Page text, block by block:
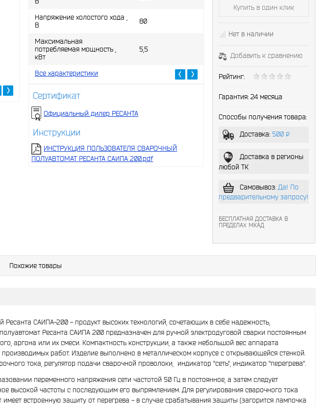
Напряжение холостого хода ,
В
80
Максимальная
потребляемая мощность ,
кВт
5,5
Частота напряжения
Тип сварки
Класс защиты
Все характеристики
Сертификат
Официальный дилер РЕСАНТА
Инструкции
ИНСТРУКЦИЯ ПОЛЬЗОВАТЕЛЯ СВАРОЧНЫЙ
ПОЛУАВТОМАТ РЕСАНТА САИПА 200.pdf
Купить в один клик
Нет в наличии
Добавить к сравнению
Рейтинг:
Гарантия: 24 месяца
Способы получения товара:
Доставка: 500P
-
Доставка в регионы
любой ТК
Самовывоз: Да! По
предварительному запросу!
БЕСПЛАТНАЯ ДОСТАВКА В
ПРЕДЕЛАХ МКАД
Похожие товары
САИПА-200 - продукт высоких технологий, сочетающих в себе надежность,
Ресанта САИПА 200 предназначен для ручной электродуговой сварки постоянным
аргона или их смеси. Компактность конструкции, а также небольшой вес аппарата
работ. Изделие выполнено в металлическом корпусе с открывающейся стенкой.
тока, регулятор подачи сварочной проволоки, индикатор "сеть", индикатор "перегрева".
переменного напряжения сети частотой 50 Гц в постоянное, а затем следует
высокой частоты с последующим его выпрямлением. Для регулирования сварочного тока
встроенную защиту от перегрева - в случае срабатывания защиты (загорится лампочка